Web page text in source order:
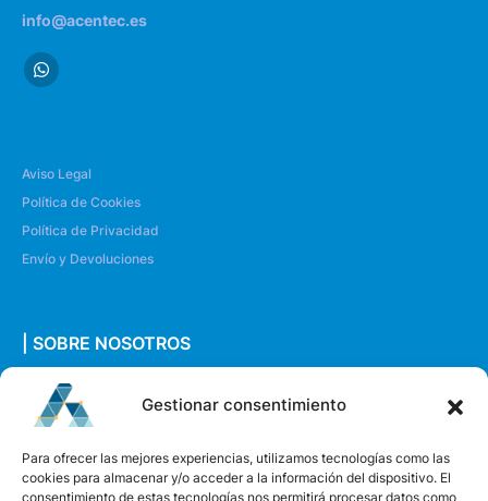
Gestionar consentimiento
Para ofrecer las mejores experiencias, utilizamos tecnologías como las
cookies para almacenar y/o acceder a la información del dispositivo. El
consentimiento de estas tecnologías nos permitirá procesar datos como
info@acentec.es
Aviso Legal
Política de Cookies
Política de Privacidad
Envío y Devoluciones
| SOBRE NOSOTROS
Quiénes somos
Envíanos un mensaje